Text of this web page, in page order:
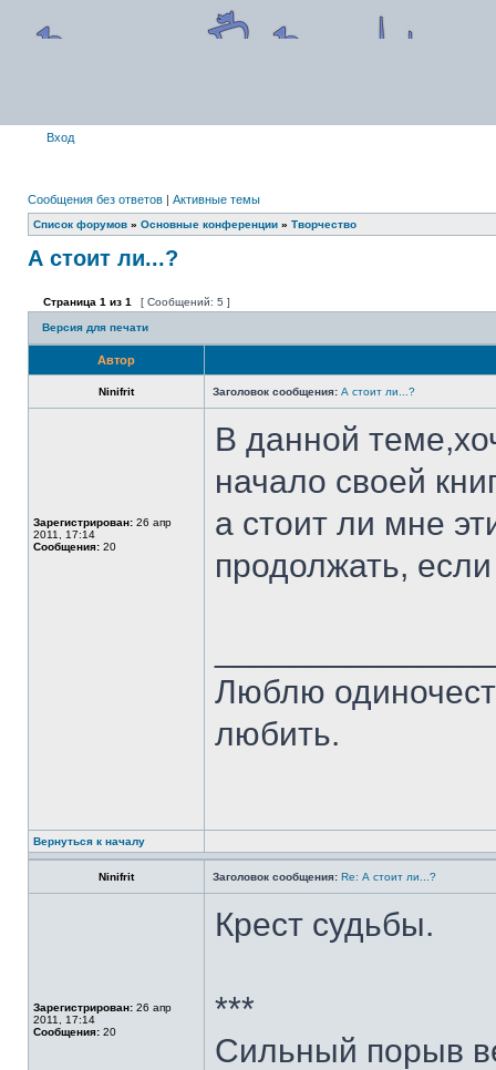
Вход
Сообщения без ответов | Активные темы
Список форумов » Основные конференции » Творчество
А стоит ли...?
Страница 1 из 1 [ Сообщений: 5 ]
Версия для печати
Автор
Ninifrit Заголовок сообщения: А стоит ли...?
Зарегистрирован: 26 апр
2011, 17:14
Сообщения: 20
В данной
начало своей
а стоит ли мне
продолжать,
Люблю
любить.
Вернуться к началу
Ninifrit Заголовок сообщения: Re: А стоит ли...?
Зарегистрирован: 26 апр
2011, 17:14
Сообщения: 20
Крест судьбы.
***
Сильный порыв